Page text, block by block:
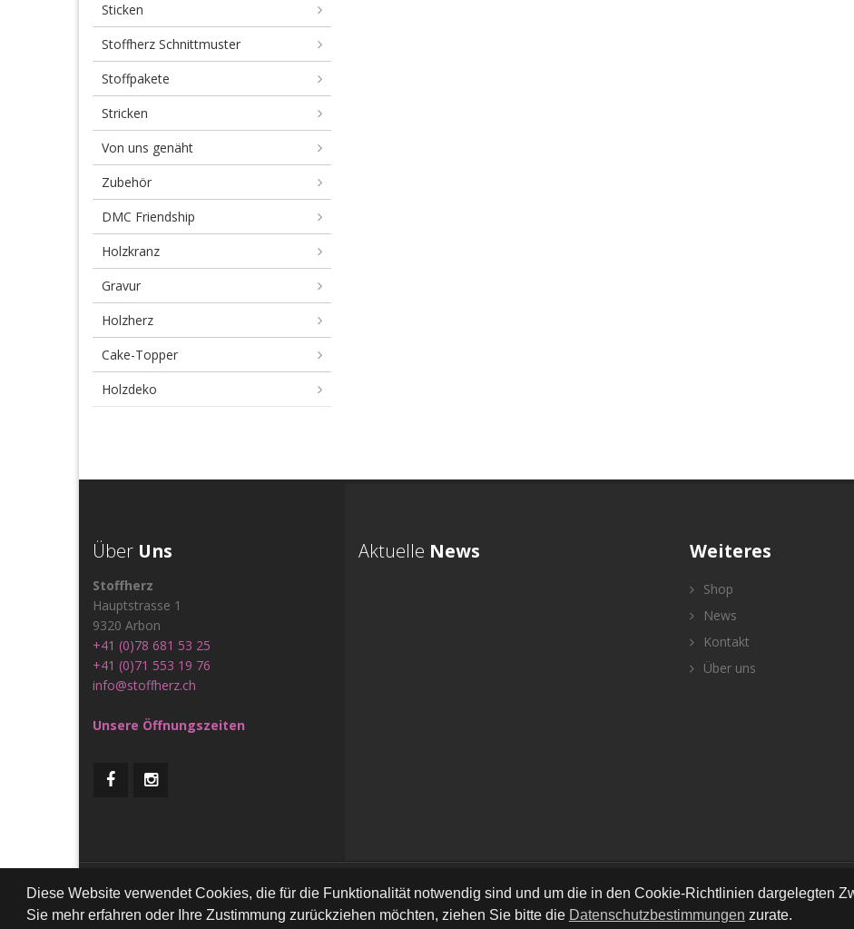
Diese Website verwendet Cookies, die für die Funktionalität notwendig sind und um die in den Cookie-Richtlinien dargelegten
Sie mehr erfahren oder Ihre Zustimmung zurückziehen möchten, ziehen Sie bitte die Datenschutzbestimmungen zurate.
Sticken
Stoffherz Schnittmuster
Stoffpakete
Stricken
Von uns genäht
Zubehör
DMC Friendship
Holzkranz
Gravur
Holzherz
Cake-Topper
Holzdeko
Über Uns
Stoffherz
Hauptstrasse 1
9320 Arbon
+41 (0)78 681 53 25
+41 (0)71 553 19 76
info@stoffherz.ch
Unsere Öffnungszeiten
Aktuelle News Weiteres
Shop
News
Kontakt
Über uns
All Right Reserved © Stoffherz Newsletter •AGB•Impressum •Versand•Kontakt•Datenschutz